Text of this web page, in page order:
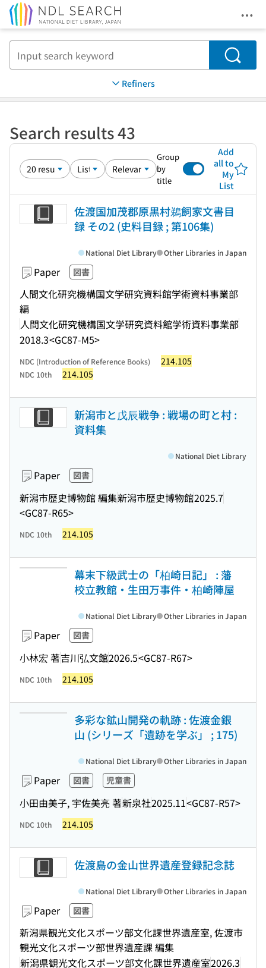
Search
Refiners
Search results 43
Group
by
title
Add
all to
My
List
佐渡国加茂郡原黒村鵜飼家文書目
録 その2 (史料目録 ; 第106集)
Paper 図書
人間文化研究機構国文学研究資料館学術資料事業部
編
人間文化研究機構国文学研究資料館学術資料事業部
2018.3<GC87-M5>
National Diet Library Other Libraries in Japan
NDC (Introduction of Reference Books) 214.105
NDC 10th 214.105
新潟市と戊辰戦争 : 戦場の町と村 :
資料集
Paper 図書
新潟市歴史博物館 編集新潟市歴史博物館2025.7
<GC87-R65>
National Diet Library
NDC 10th 214.105
幕末下級武士の「柏崎日記」 : 藩
校立教館・生田万事件・柏崎陣屋
Paper 図書
小林宏 著吉川弘文館2026.5<GC87-R67>
National Diet Library Other Libraries in Japan
NDC 10th 214.105
多彩な鉱山開発の軌跡 : 佐渡金銀
山 (シリーズ「遺跡を学ぶ」 ; 175)
Paper 図書 児童書
小田由美子, 宇佐美亮 著新泉社2025.11<GC87-R57>
National Diet Library Other Libraries in Japan
NDC 10th 214.105
佐渡島の金山世界遺産登録記念誌
Paper 図書
新潟県観光文化スポーツ部文化課世界遺産室, 佐渡市
観光文化スポーツ部世界遺産課 編集
新潟県観光文化スポーツ部文化課世界遺産室2026.3
National Diet Library Other Libraries in Japan